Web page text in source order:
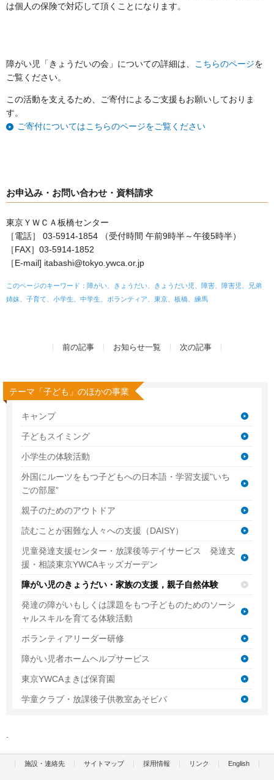
は個人の保険で対応して頂くことになります。
障がい児「きょうだいの会」についての詳細は、 こちらのページを
ご覧ください。
この活動を支えるため、ご寄付によるご支援もお願いしておりま
す。
ご寄付についてはこちらのページをご覧ください
お申込み・お問い合わせ・資料請求
東京ＹＷＣＡ板橋センター
［電話］ 03-5914-1854 （受付時間 午前9時半～午後5時半）
［FAX］03-5914-1852
［E-mail] itabashi@tokyo.ywca.or.jp
このページのキーワード：障がい、きょうだい、きょうだい児、障害、障害児、兄弟
姉妹、子育て、小学生、中学生、ボランティア、東京、板橋、練馬
前の記事 お知らせ一覧 次の記事
テーマ「子ども」のほかの事業
キャンプ
子どもスイミング
小学生の体験活動
外国にルーツをもつ子どもへの日本語・学習支援"いち
ごの部屋”
親子のためのアウトドア
読むことが困難な人々への支援（DAISY）
児童発達支援センター・放課後等デイサービス 発達支
援・相談東京YWCAキッズガーデン
障がい児のきょうだい・家族の支援，親子自然体験
発達の障がいもしくは課題をもつ子どものためのソーシ
ャルスキルを育てる体験活動
ボランティアリーダー研修
障がい児者ホームヘルプサービス
東京YWCAまきば保育園
学童クラブ・放課後子供教室あそビバ
施設・連絡先 サイトマップ 採用情報 リンク English